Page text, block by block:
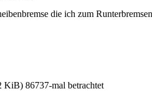
die ich zum
KiB) 86737-mal betrachtet